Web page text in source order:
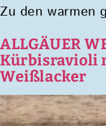
Zu den warmen
ALLGÄUER
Kürbisravioli
Weißlacker